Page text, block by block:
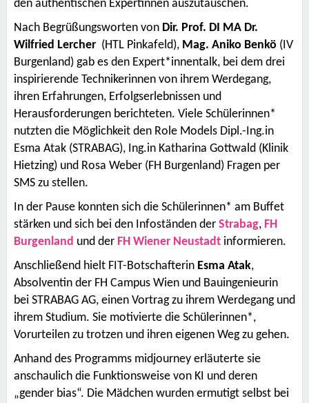
den authentischen Expertinnen auszutauschen.
Nach Begrüßungsworten von Dir. Prof. DI MA Dr.
Wilfried Lercher (HTL Pinkafeld), Mag. Aniko Benkö (IV
Burgenland) gab es den Expert*innentalk, bei dem drei
inspirierende Technikerinnen von ihrem Werdegang,
ihren Erfahrungen, Erfolgserlebnissen und
Herausforderungen berichteten. Viele Schülerinnen*
nutzten die Möglichkeit den Role Models Dipl.-Ing.in
Esma Atak (STRABAG), Ing.in Katharina Gottwald (Klinik
Hietzing) und Rosa Weber (FH Burgenland) Fragen per
SMS zu stellen.
In der Pause konnten sich die Schülerinnen* am Buffet
stärken und sich bei den Infoständen der Strabag, FH
Burgenland und der FH Wiener Neustadt informieren.
Anschließend hielt FIT-Botschafterin Esma Atak,
Absolventin der FH Campus Wien und Bauingenieurin
bei STRABAG AG, einen Vortrag zu ihrem Werdegang und
ihrem Studium. Sie motivierte die Schülerinnen*,
Vorurteilen zu trotzen und ihren eigenen Weg zu gehen.
Anhand des Programms midjourney erläuterte sie
anschaulich die Funktionsweise von KI und deren
„gender bias“. Die Mädchen wurden ermutigt selbst bei